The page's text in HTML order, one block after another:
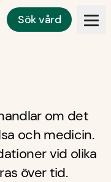
Sök vård
om det
och medicin.
vid olika
över tid.